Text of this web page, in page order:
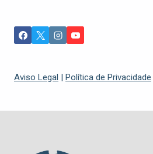
Aviso Legal | Política de Privacidade